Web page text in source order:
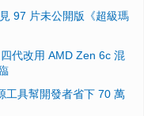
97 片未公開版《超級瑪
代改用 AMD Zen 6c 混
工具幫開發者省下 70 萬